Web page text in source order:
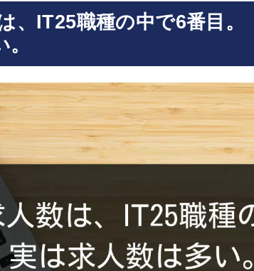
、IT25職種の中で6番目。